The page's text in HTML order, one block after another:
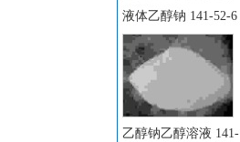
液体乙醇钠 141-52-6
乙醇钠乙醇溶液 141-